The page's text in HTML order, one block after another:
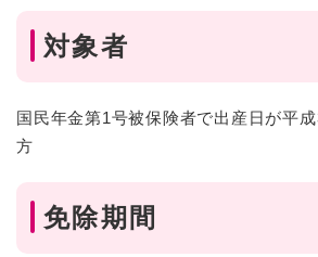
対象者
国民年金第1号被保険者で出産日が平
方
免除期間